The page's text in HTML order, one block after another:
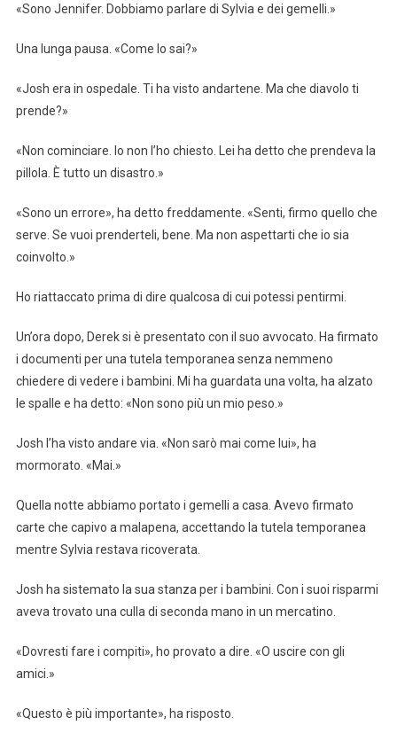
«Sono Jennifer. Dobbiamo parlare di Sylvia e dei gemelli.»
Una lunga pausa. «Come lo sai?»
«Josh era in ospedale. Ti ha visto andartene. Ma che diavolo ti
prende?»
«Non cominciare. Io non l’ho chiesto. Lei ha detto che prendeva la
pillola. È tutto un disastro.»
«Sono un errore», ha detto freddamente. «Senti, firmo quello che
serve. Se vuoi prenderteli, bene. Ma non aspettarti che io sia
coinvolto.»
Ho riattaccato prima di dire qualcosa di cui potessi pentirmi.
Un’ora dopo, Derek si è presentato con il suo avvocato. Ha firmato
i documenti per una tutela temporanea senza nemmeno
chiedere di vedere i bambini. Mi ha guardata una volta, ha alzato
le spalle e ha detto: «Non sono più un mio peso.»
Josh l’ha visto andare via. «Non sarò mai come lui», ha
mormorato. «Mai.»
Quella notte abbiamo portato i gemelli a casa. Avevo firmato
carte che capivo a malapena, accettando la tutela temporanea
mentre Sylvia restava ricoverata.
Josh ha sistemato la sua stanza per i bambini. Con i suoi risparmi
aveva trovato una culla di seconda mano in un mercatino.
«Dovresti fare i compiti», ho provato a dire. «O uscire con gli
amici.»
«Questo è più importante», ha risposto.